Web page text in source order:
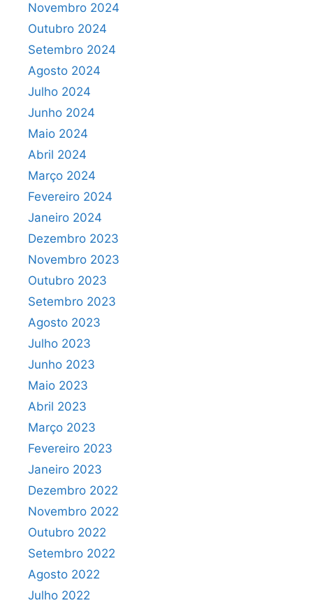
Novembro 2024
Outubro 2024
Setembro 2024
Agosto 2024
Julho 2024
Junho 2024
Maio 2024
Abril 2024
Março 2024
Fevereiro 2024
Janeiro 2024
Dezembro 2023
Novembro 2023
Outubro 2023
Setembro 2023
Agosto 2023
Julho 2023
Junho 2023
Maio 2023
Abril 2023
Março 2023
Fevereiro 2023
Janeiro 2023
Dezembro 2022
Novembro 2022
Outubro 2022
Setembro 2022
Agosto 2022
Julho 2022